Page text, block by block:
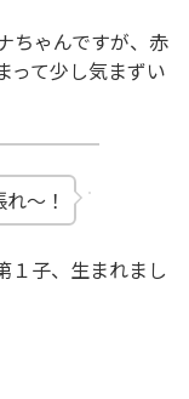
ちゃんですが、赤
って少し気まずい
～！
子、生まれまし